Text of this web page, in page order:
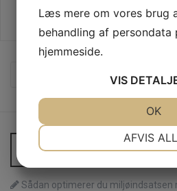
t
r
Seneste indlæg
Sådan optimerer du miljøindsatsen
Læs mere om vores brug
behandling af persondata
hjemmeside.
VIS
MARKETING
AFVIS
OK